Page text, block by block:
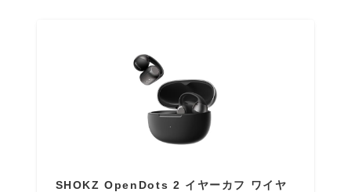
SHOKZ OpenDots 2 イヤーカフ ワイヤ